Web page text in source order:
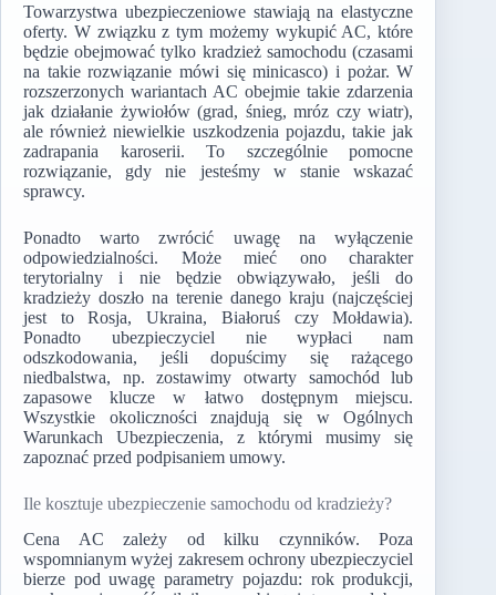
Towarzystwa ubezpieczeniowe stawiają na elastyczne
oferty. W związku z tym możemy wykupić AC, które
będzie obejmować tylko kradzież samochodu (czasami
na takie rozwiązanie mówi się minicasco) i pożar. W
rozszerzonych wariantach AC obejmie takie zdarzenia
jak działanie żywiołów (grad, śnieg, mróz czy wiatr),
ale również niewielkie uszkodzenia pojazdu, takie jak
zadrapania karoserii. To szczególnie pomocne
rozwiązanie, gdy nie jesteśmy w stanie wskazać
sprawcy.
Ponadto warto zwrócić uwagę na wyłączenie
odpowiedzialności. Może mieć ono charakter
terytorialny i nie będzie obwiązywało, jeśli do
kradzieży doszło na terenie danego kraju (najczęściej
jest to Rosja, Ukraina, Białoruś czy Mołdawia).
Ponadto ubezpieczyciel nie wypłaci nam
odszkodowania, jeśli dopuścimy się rażącego
niedbalstwa, np. zostawimy otwarty samochód lub
zapasowe klucze w łatwo dostępnym miejscu.
Wszystkie okoliczności znajdują się w Ogólnych
Warunkach Ubezpieczenia, z którymi musimy się
zapoznać przed podpisaniem umowy.
Ile kosztuje ubezpieczenie samochodu od kradzieży?
Cena AC zależy od kilku czynników. Poza
wspomnianym wyżej zakresem ochrony ubezpieczyciel
bierze pod uwagę parametry pojazdu: rok produkcji,